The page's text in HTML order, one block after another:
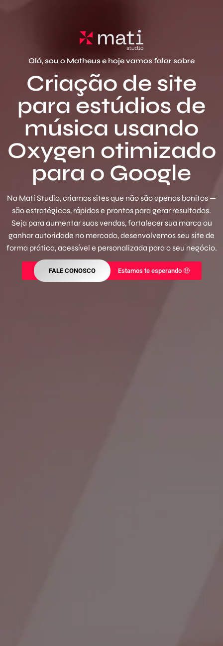
Olá, sou o Matheus e hoje vamos falar sobre
Criação de site
para estúdios de
música usando
Oxygen otimizado
para o Google
Na Mati Studio, criamos sites que não são apenas bonitos —
são estratégicos, rápidos e prontos para gerar resultados.
Seja para aumentar suas vendas, fortalecer sua marca ou
ganhar autoridade no mercado, desenvolvemos seu site de
forma prática, acessível e personalizada para o seu negócio.
FALE CONOSCO Estamos te esperando 🤑